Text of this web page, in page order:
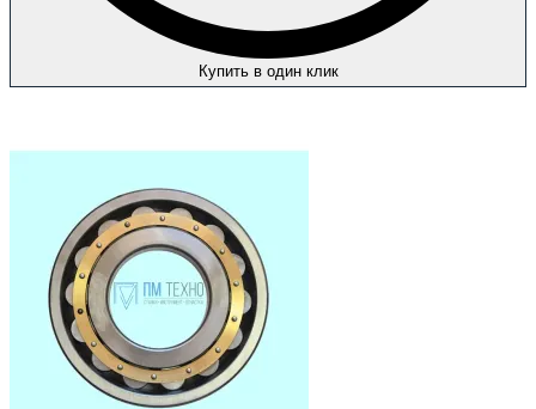
Купить в один клик